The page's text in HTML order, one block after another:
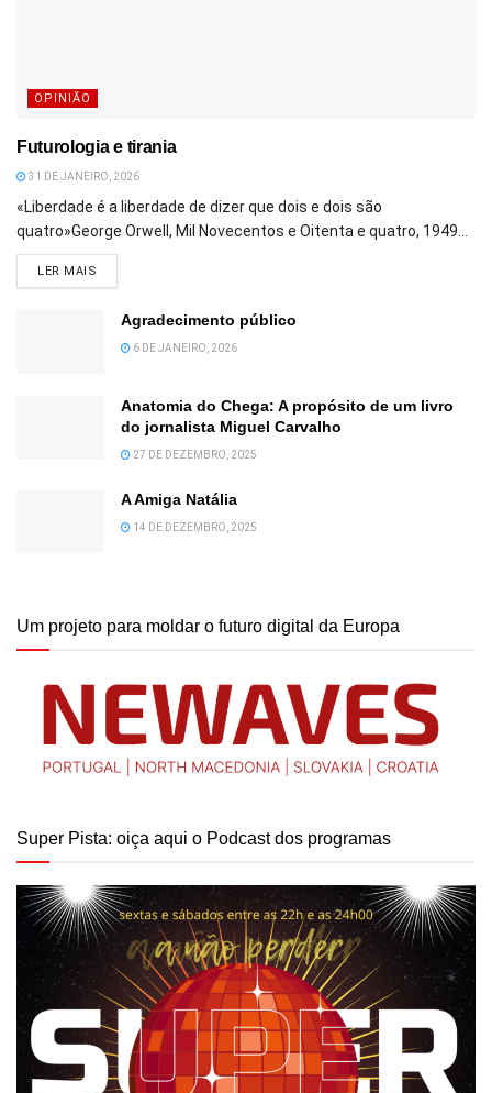
OPINIÃO
Futurologia e tirania
31 DE JANEIRO, 2026
«Liberdade é a liberdade de dizer que dois e dois são
quatro»George Orwell, Mil Novecentos e Oitenta e quatro, 1949...
LER MAIS
Agradecimento público
6 DE JANEIRO, 2026
Anatomia do Chega: A propósito de um livro
do jornalista Miguel Carvalho
27 DE DEZEMBRO, 2025
A Amiga Natália
14 DE DEZEMBRO, 2025
Um projeto para moldar o futuro digital da Europa
Super Pista: oiça aqui o Podcast dos programas